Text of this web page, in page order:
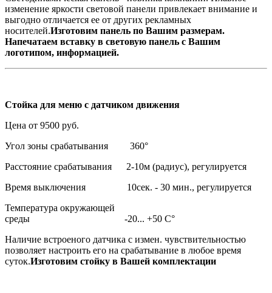
изменение яркости световой панели привлекает внимание и
выгодно отличается ее от других рекламных
носителей.Изготовим панель по Вашим размерам.
Напечатаем вставку в световую панель с Вашим
логотипом, информацией.
Стойка для меню с датчиком движения
Цена от 9500 руб.
Угол зоны срабатывания 360°
Расстояние срабатывания 2-10м (радиус), регулируется
Время выключения 10сек. - 30 мин., регулируется
Температура окружающей
среды -20... +50 С°
Наличие встроеного датчика с измен. чувствительностью
позволяет настроить его на срабатывание в любое время
суток.Изготовим стойку в Вашей комплектации